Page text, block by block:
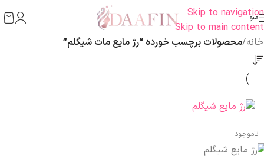
Skip to navigation
Skip to main content
منو
خانه/محصولات برچسب خورده “رژ مایع مات شیگلم”
ناموجود